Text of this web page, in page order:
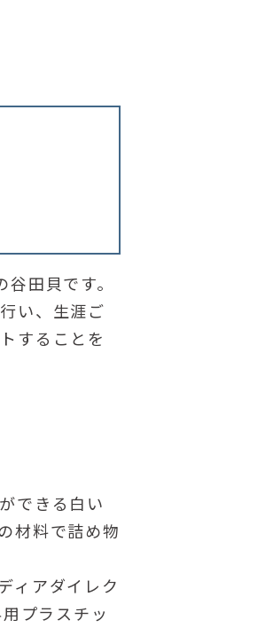
田貝です。
い、生涯ご
することを
できる白い
材料で詰め物
ィアダイレク
プラスチッ